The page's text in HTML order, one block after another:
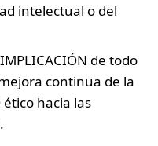
intelectual o del
de todo
continua de la
ético hacia las